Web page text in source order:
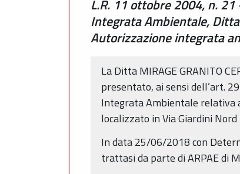
L.R. 11 ottobre 2004, n.
Integrata Ambientale, Ditta
Autorizzazione integrata
La Ditta MIRAGE GRANITO
presentato, ai sensi dell’art.
Integrata Ambientale relativa
localizzato in Via Giardini
In data 25/06/2018 con
trattasi da parte di ARPAE di